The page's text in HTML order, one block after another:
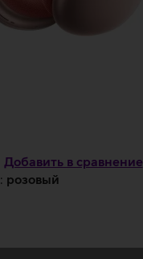
Добавить в сравнение
розовый